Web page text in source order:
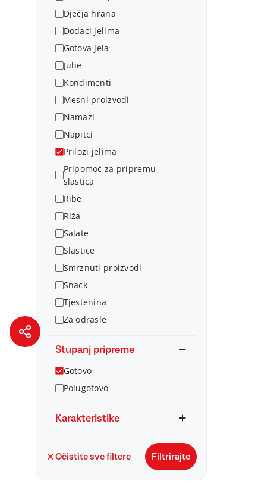
Dječja hrana
Dodaci jelima
Gotova jela
Juhe
Kondimenti
Mesni proizvodi
Namazi
Napitci
Prilozi jelima
Pripomoć za pripremu
slastica
Ribe
Riža
Salate
Slastice
Smrznuti proizvodi
Snack
Tjestenina
Za odrasle
Stupanj pripreme
Gotovo
Polugotovo
Karakteristike
Očistite sve filtere Filtrirajte